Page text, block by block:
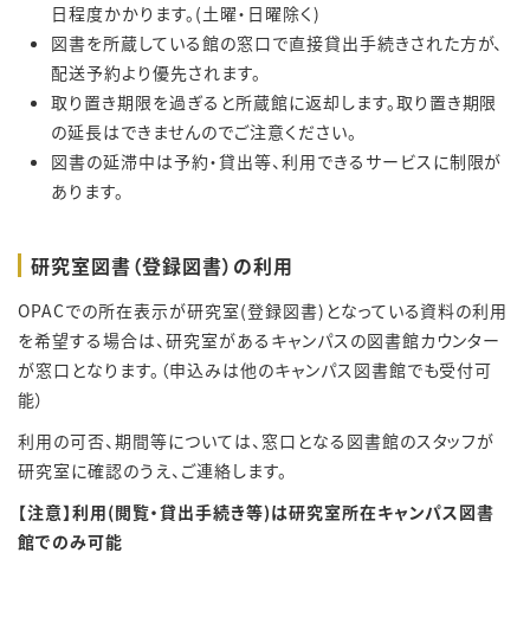
日程度かかります。(土曜・日曜除く)
図書を所蔵している館の窓口で直接貸出手続きされた方が、
配送予約より優先されます。
取り置き期限を過ぎると所蔵館に返却します。取り置き期限
の延長はできませんのでご注意ください。
図書の延滞中は予約・貸出等、利用できるサービスに制限が
あります。
研究室図書（登録図書）の利用
OPACでの所在表示が研究室(登録図書)となっている資料の利用
を希望する場合は、研究室があるキャンパスの図書館カウンター
が窓口となります。（申込みは他のキャンパス図書館でも受付可
能）
利用の可否、期間等については、窓口となる図書館のスタッフが
研究室に確認のうえ、ご連絡します。
【注意】利用(閲覧・貸出手続き等)は研究室所在キャンパス図書
館でのみ可能